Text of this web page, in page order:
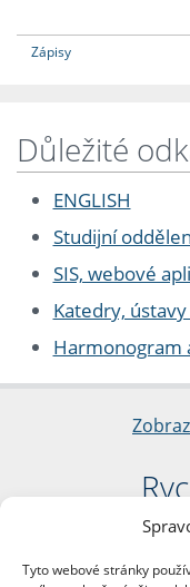
Tyto webové stránky
Zápisy
Důležité
ENGLISH
Studijní
SIS, webové
Katedry,
Harmonogram